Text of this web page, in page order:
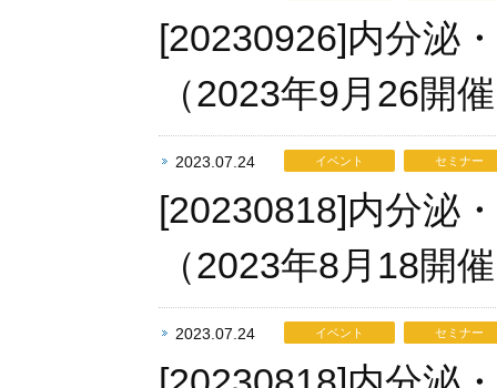
[20230926]内分泌
（2023年9月26開
2023.07.24 イベント セミナー
[20230818]内分泌
（2023年8月18開
2023.07.24 イベント セミナー